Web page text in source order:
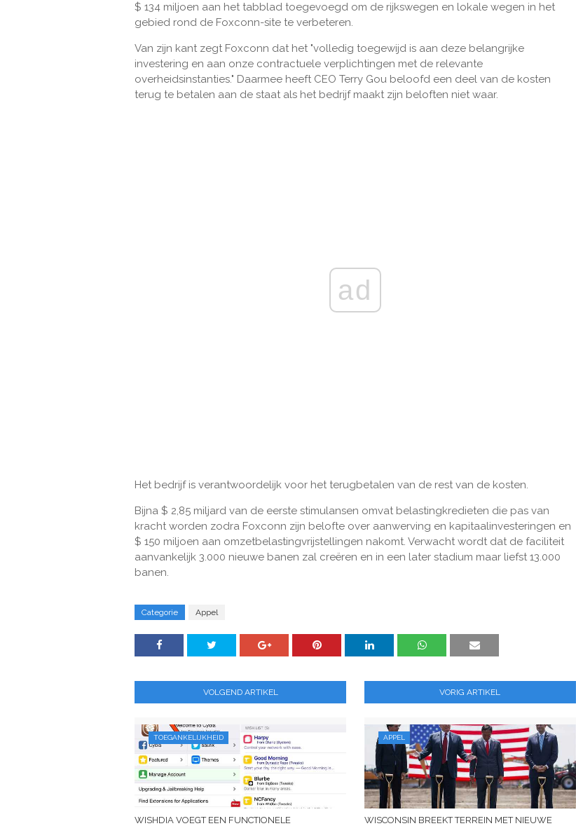
$ 134 miljoen aan het tabblad toegevoegd om de rijkswegen en lokale wegen in het
gebied rond de Foxconn-site te verbeteren.
Van zijn kant zegt Foxconn dat het "volledig toegewijd is aan deze belangrijke
investering en aan onze contractuele verplichtingen met de relevante
overheidsinstanties." Daarmee heeft CEO Terry Gou beloofd een deel van de kosten
terug te betalen aan de staat als het bedrijf maakt zijn beloften niet waar.
ad
Het bedrijf is verantwoordelijk voor het terugbetalen van de rest van de kosten.
Bijna $ 2,85 miljard van de eerste stimulansen omvat belastingkredieten die pas van
kracht worden zodra Foxconn zijn belofte over aanwerving en kapitaalinvesteringen en
$ 150 miljoen aan omzetbelastingvrijstellingen nakomt. Verwacht wordt dat de faciliteit
aanvankelijk 3.000 nieuwe banen zal creëren en in een later stadium maar liefst 13.000
banen.
Categorie Appel
VOLGEND ARTIKEL
TOEGANKELIJKHEID
WISHDIA VOEGT EEN FUNCTIONELE
VORIG ARTIKEL
APPEL
WISCONSIN BREEKT TERREIN MET NIEUWE